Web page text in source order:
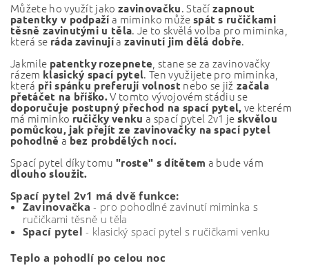
Můžete ho využít jakozavinovačku. Stačízapnout
patentky v podpaží a miminko může spát s ručičkami
těsně zavinutými u těla. Je to skvělá volba pro miminka,
která se ráda zavinujíazavinutí jim dělá dobře.
Jakmile patentky rozepnete , stane se za zavinovačky
rázem klasický spací pytel. Ten využijete pro miminka,
která při spánku preferují volnost nebo se již začala
přetáčet na bříško.V tomto vývojovém stádiu se
doporučuje postupný přechod na spací pytel, ve kterém
má miminko ručičky venku a spací pytel 2v1 je skvělou
pomůckou, jak přejít ze zavinovačky na spací pytel
pohodlně abez probdělých nocí.
Spací pytel díky tomu"roste" s dítětem a bude vám
dlouho sloužit.
Spací pytel 2v1 má dvě funkce:
Zavinovačka - pro pohodlné zavinutí miminka s
ručičkami těsně u těla
Spací pytel - klasický spací pytel s ručičkami venku
Teplo a pohodlí po celou noc